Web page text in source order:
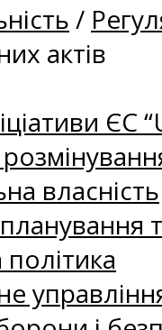
/
актів
ЄС
власність